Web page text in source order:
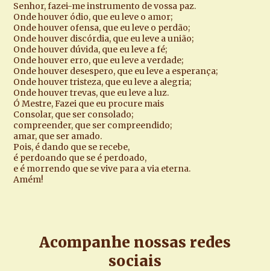
Senhor, fazei-me instrumento de vossa paz.
Onde houver ódio, que eu leve o amor;
Onde houver ofensa, que eu leve o perdão;
Onde houver discórdia, que eu leve a união;
Onde houver dúvida, que eu leve a fé;
Onde houver erro, que eu leve a verdade;
Onde houver desespero, que eu leve a esperança;
Onde houver tristeza, que eu leve a alegria;
Onde houver trevas, que eu leve a luz.
Ó Mestre, Fazei que eu procure mais
Consolar, que ser consolado;
compreender, que ser compreendido;
amar, que ser amado.
Pois, é dando que se recebe,
é perdoando que se é perdoado,
e é morrendo que se vive para a via eterna.
Amém!
Acompanhe nossas redes
sociais